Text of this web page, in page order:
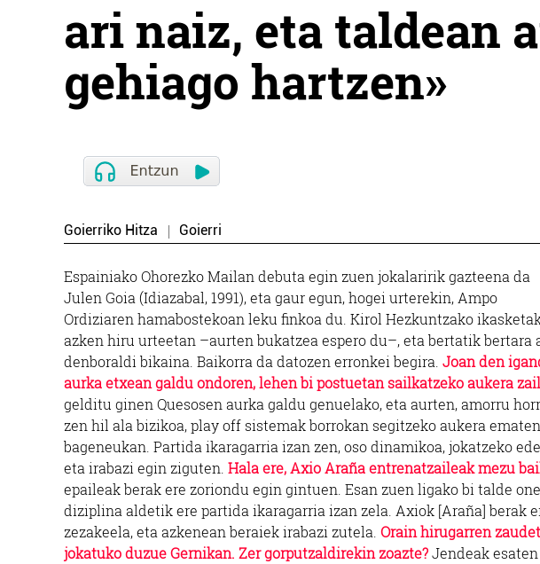
ari naiz, eta taldean
gehiago hartzen»
Goierriko Hitza Goierri
Espainiako Ohorezko Mailan debuta egin zuen jokalaririk gazteena da
Julen Goia (Idiazabal, 1991), eta gaur egun, hogei urterekin, Ampo
Ordiziaren hamabostekoan leku finkoa du. Kirol Hezkuntzako
azken hiru urteetan –aurten bukatzea espero du–, eta bertatik
denboraldi bikaina. Baikorra da datozen erronkei begira. Joan den
aurka etxean galdu ondoren, lehen bi postuetan sailkatzeko aukera
gelditu ginen Quesosen aurka galdu genuelako, eta aurten, amorru
zen hil ala bizikoa, play off sistemak borrokan segitzeko aukera
bageneukan. Partida ikaragarria izan zen, oso dinamikoa, jokatzeko
eta irabazi egin ziguten. Hala ere, Axio Araña entrenatzaileak mezu
epaileak berak ere zoriondu egin gintuen. Esan zuen ligako bi talde
diziplina aldetik ere partida ikaragarria izan zela. Axiok [Araña] berak
zezakeela, eta azkenean beraiek irabazi zutela. Orain hirugarren
jokatuko duzue Gernikan. Zer gorputzaldirekin zoazte?Jendeak